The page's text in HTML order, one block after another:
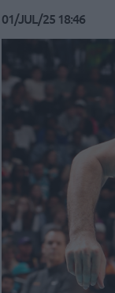
01/JUL/25 18:46